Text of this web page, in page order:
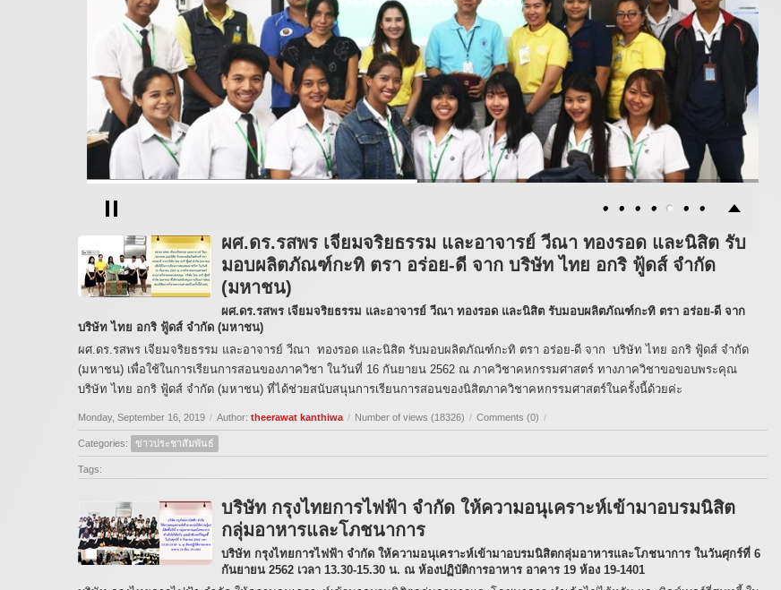
ผศ.ดร.รสพร เจียมจริยธรรม และอาจารย์ วีณา ทองรอด และนิสิต รับ
มอบผลิตภัณฑ์กะทิ ตรา อร่อย-ดี จาก บริษัท ไทย อกริ ฟู้ดส์ จำกัด
(มหาชน)
ผศ.ดร.รสพร เจียมจริยธรรม และอาจารย์ วีณา ทองรอด และนิสิต รับมอบผลิตภัณฑ์กะทิ ตรา อร่อย-ดี จาก
บริษัท ไทย อกริ ฟู้ดส์ จำกัด (มหาชน)
ผศ.ดร.รสพร เจียมจริยธรรม และอาจารย์ วีณา ทองรอด และนิสิต รับมอบผลิตภัณฑ์กะทิ ตรา อร่อย-ดี จาก บริษัท ไทย อกริ ฟู้ดส์ จำกัด
(มหาชน) เพื่อใช้ในการเรียนการสอนของภาควิชา ในวันที่ 16 กันยายน 2562 ณ ภาควิชาคหกรรมศาสตร์ ทางภาควิชาขอขอบพระคุณ
บริษัท ไทย อกริ ฟู้ดส์ จำกัด (มหาชน) ที่ได้ช่วยสนับสนุนการเรียนการสอนของนิสิตภาควิชาคหกรรมศาสตร์ในครั้งนี้ด้วยค่ะ
Monday, September 16, 2019 / Author: theerawat kanthiwa / Number of views (18326) / Comments (0) /
Categories: ข่าวประชาสัมพันธ์
Tags:
บริษัท กรุงไทยการไฟฟ้า จำกัด ให้ความอนุเคราะห์เข้ามาอบรมนิสิต
กลุ่มอาหารและโภชนาการ
บริษัท กรุงไทยการไฟฟ้า จำกัด ให้ความอนุเคราะห์เข้ามาอบรมนิสิตกลุ่มอาหารและโภชนาการ ในวันศุกร์ที่ 6
กันยายน 2562 เวลา 13.30-15.30 น. ณ ห้องปฏิบัติการอาหาร อาคาร 19 ห้อง 19-1401